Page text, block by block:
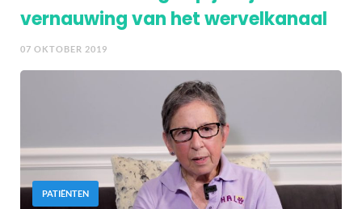
vernauwing van het wervelkanaal
07 OKTOBER 2019
PATIËNTEN